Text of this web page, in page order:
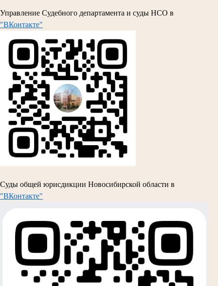
Управление Судебного департамента и суды НСО в
"ВКонтакте"
Суды общей юрисдикции Новосибирской области в
"ВКонтакте"